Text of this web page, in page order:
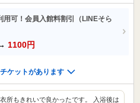
用可！会員入館料割引（LINEそら
1100円
ケットがあります
所もきれいで良かったです。 入浴後は